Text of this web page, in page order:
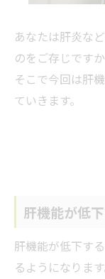
あなたは肝炎な
のをご存じです
そこで今回は肝
ていきます。
肝機能が低
肝機能が低下す
るようになります